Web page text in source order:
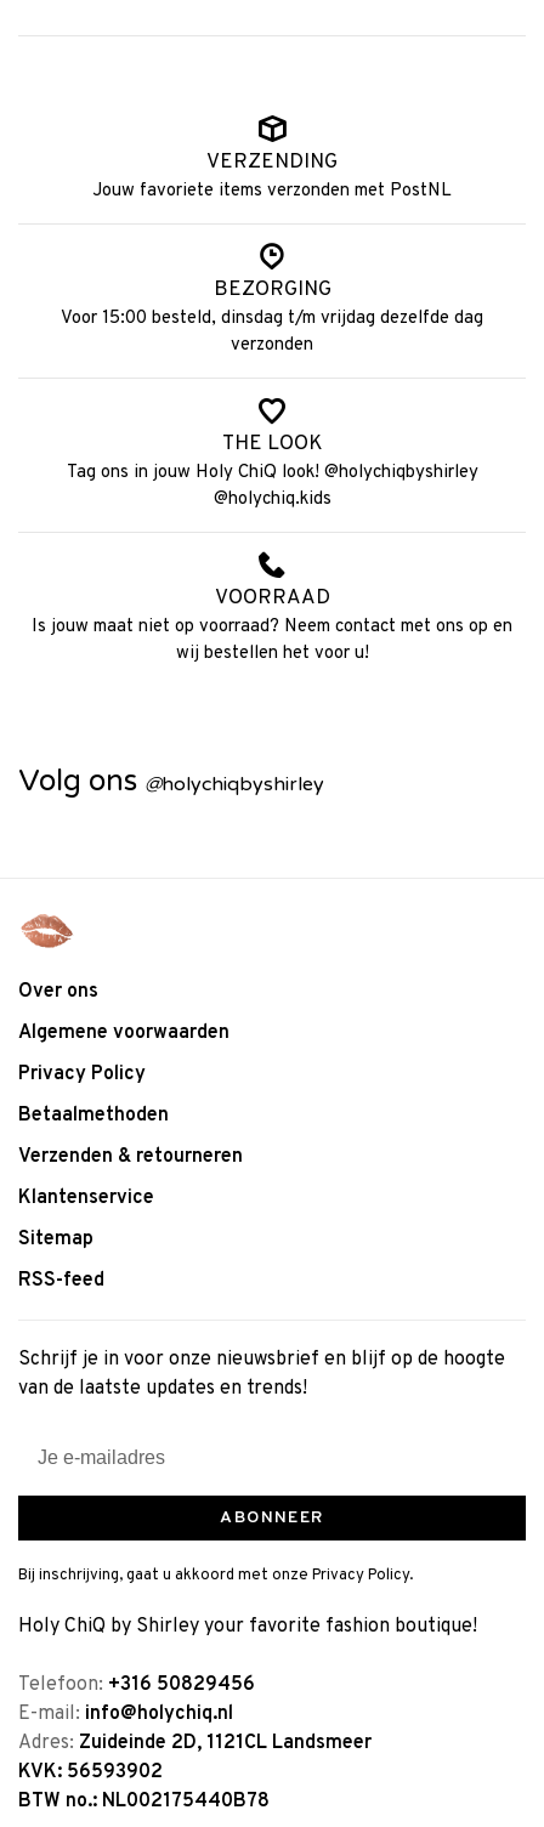
VERZENDING
Jouw favoriete items verzonden met PostNL
BEZORGING
Voor 15:00 besteld, dinsdag t/m vrijdag dezelfde dag
verzonden
THE LOOK
Tag ons in jouw Holy ChiQ look! @holychiqbyshirley
@holychiq.kids
VOORRAAD
Is jouw maat niet op voorraad? Neem contact met ons op en
wij bestellen het voor u!
Volg ons @holychiqbyshirley
Over ons
Algemene voorwaarden
Privacy Policy
Betaalmethoden
Verzenden & retourneren
Klantenservice
Sitemap
RSS-feed
Schrijf je in voor onze nieuwsbrief en blijf op de hoogte
van de laatste updates en trends!
ABONNEER
Bij inschrijving, gaat u akkoord met onze Privacy Policy.
Holy ChiQ by Shirley your favorite fashion boutique!
Telefoon: +316 50829456
E-mail: info@holychiq.nl
Adres: Zuideinde 2D, 1121CL Landsmeer
KVK: 56593902
BTW no.: NL002175440B78